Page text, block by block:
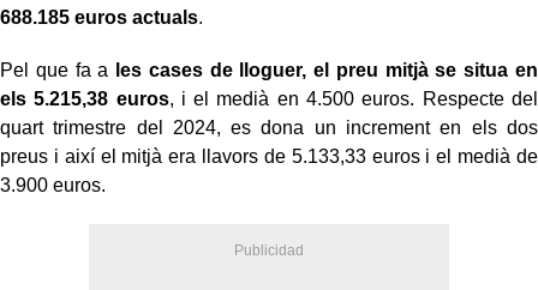
688.185 euros actuals.
Pel que fa a
les cases de lloguer, el preu mitjà se situa en
els 5.215,38 euros, i el medià en 4.500 euros. Respecte del
quart trimestre del 2024, es dona un increment en els dos
preus i així el mitjà era llavors de 5.133,33 euros i el medià de
3.900 euros.